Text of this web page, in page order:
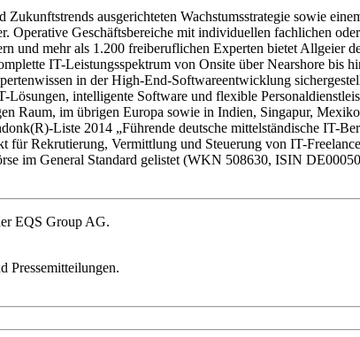
ausgerichteten Wachstumsstrategie sowie
Geschäftsbereiche mit individuellen fachlichen
und mehr als 1.200 freiberuflichen Experten bietet Allgeier
IT-Leistungsspektrum von Onsite über Nearshore bis
in der High-End-Softwareentwicklung
intelligente Software und flexible
Raum, im übrigen Europa sowie in Indien, Singapur,
Liste 2014 „Führende deutsche mittelständische IT-
Rekrutierung, Vermittlung und Steuerung von IT-
im General Standard gelistet (WKN 508630, ISIN
EQS Group AG.
Pressemitteilungen.